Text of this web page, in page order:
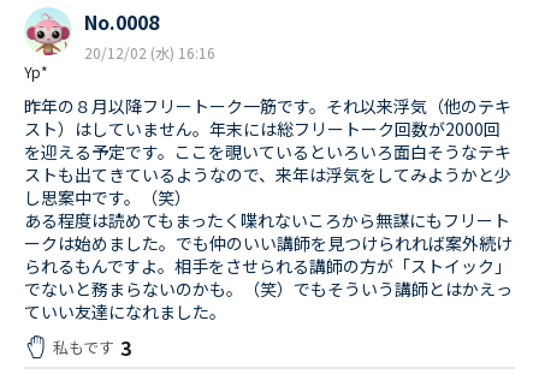
Yp*
No.0008
20/12/02 (水) 16:16
昨年の８月以降フリートーク一筋です。それ以来浮気（他のテキ
スト）はしていません。年末には総フリートーク回数が2000回
を迎える予定です。ここを覗いているといろいろ面白そうなテキ
ストも出てきているようなので、来年は浮気をしてみようかと少
し思案中です。（笑）
ある程度は読めてもまったく喋れないころから無謀にもフリート
ークは始めました。でも仲のいい講師を見つけられれば案外続け
られるもんですよ。相手をさせられる講師の方が「ストイック」
でないと務まらないのかも。（笑）でもそういう講師とはかえっ
ていい友達になれました。
私もです 3